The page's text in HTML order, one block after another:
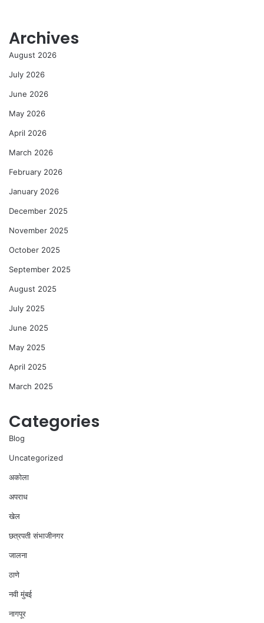
Archives
August 2026
July 2026
June 2026
May 2026
April 2026
March 2026
February 2026
January 2026
December 2025
November 2025
October 2025
September 2025
August 2025
July 2025
June 2025
May 2025
April 2025
March 2025
Categories
Blog
Uncategorized
अकोला
अपराध
खेल
छत्रपती संभाजीनगर
जालना
ठाणे
नवी मुंबई
नागपूर